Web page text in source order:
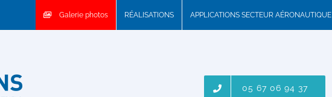
Galerie photos RÉALISATIONS APPLICATIONS SECTEUR AÉRONAUTIQUE
05 67 06 94 37